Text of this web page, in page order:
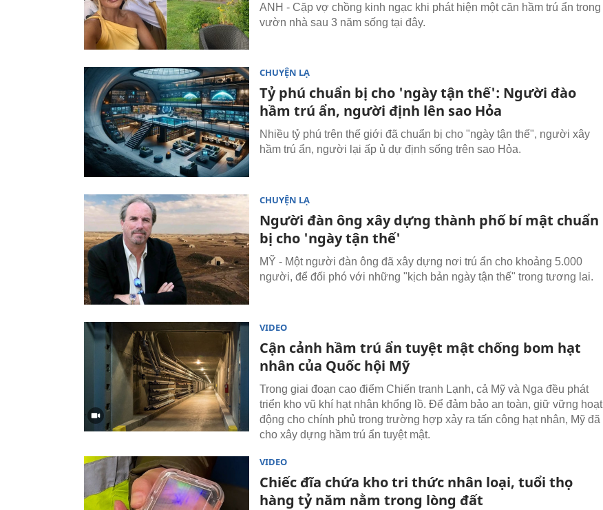
ANH - Cặp vợ chồng kinh ngạc khi phát hiện một căn hầm trú ẩn trong
vườn nhà sau 3 năm sống tại đây.
CHUYỆN LẠ
Tỷ phú chuẩn bị cho 'ngày tận thế': Người đào
hầm trú ẩn, người định lên sao Hỏa
Nhiều tỷ phú trên thế giới đã chuẩn bị cho "ngày tận thế", người xây
hầm trú ẩn, người lại ấp ủ dự định sống trên sao Hỏa.
CHUYỆN LẠ
Người đàn ông xây dựng thành phố bí mật chuẩn
bị cho 'ngày tận thế'
MỸ - Một người đàn ông đã xây dựng nơi trú ẩn cho khoảng 5.000
người, để đối phó với những "kịch bản ngày tận thế" trong tương lai.
VIDEO
Cận cảnh hầm trú ẩn tuyệt mật chống bom hạt
nhân của Quốc hội Mỹ
Trong giai đoạn cao điểm Chiến tranh Lạnh, cả Mỹ và Nga đều phát
triển kho vũ khí hạt nhân khổng lồ. Để đảm bảo an toàn, giữ vững hoạt
động cho chính phủ trong trường hợp xảy ra tấn công hạt nhân, Mỹ đã
cho xây dựng hầm trú ẩn tuyệt mật.
VIDEO
Chiếc đĩa chứa kho tri thức nhân loại, tuổi thọ
hàng tỷ năm nằm trong lòng đất